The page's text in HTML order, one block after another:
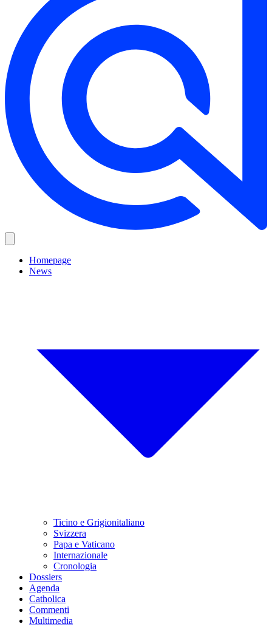
Homepage
News
Ticino e Grigionitaliano
Svizzera
Papa e Vaticano
Internazionale
Cronologia
Dossiers
Agenda
Catholica
Commenti
Multimedia